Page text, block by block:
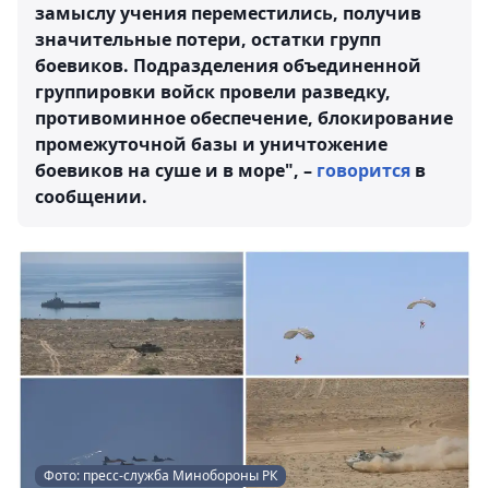
замыслу учения переместились, получив
значительные потери, остатки групп
боевиков. Подразделения объединенной
группировки войск провели разведку,
противоминное обеспечение, блокирование
промежуточной базы и уничтожение
боевиков на суше и в море", – говорится в
сообщении.
Фото: пресс-служба Минобороны РК